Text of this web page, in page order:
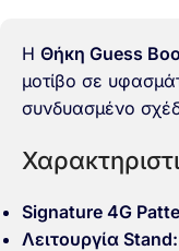
Η Θήκη Guess
μοτίβο σε
συνδυασμένο
Signature 4G
Λειτουργία Stand: